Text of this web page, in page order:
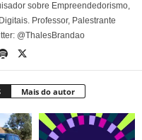
sobre Empreendedorismo,
Professor, Palestrante
@ThalesBrandao
Mais do autor